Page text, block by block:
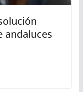
andaluces